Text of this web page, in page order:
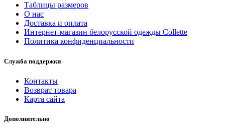
Таблицы размеров
О нас
Доставка и оплата
Интернет-магазин белорусской одежды Collette
Политика конфиденциальности
Служба поддержки
Контакты
Возврат товара
Карта сайта
Дополнительно